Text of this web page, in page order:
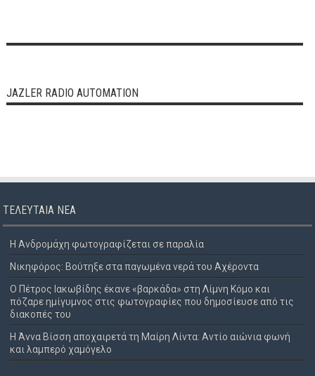
JAZLER RADIO AUTOMATION
ΤΕΛΕΥΤΑΊΑ ΝΈΑ
Η Ανδρομάχη φωτογραφίζεται σε παραλία
Νικηφόρος: Βούτηξε στα παγωμένα νερά του Αχέροντα
Ο Πέτρος Ιακωβίδης έκανε «βαρκάδα» στη Λίμνη Κόμο και
πόζαρε ημίγυμνος στις φωτογραφίες που δημοσίευσε από τις
διακοπές του
Η Άννα Βίσση αποχαιρετά τη Μαίρη Λίντα: Αντίο αιώνια φωνή
και λαμπερό χαμόγελο